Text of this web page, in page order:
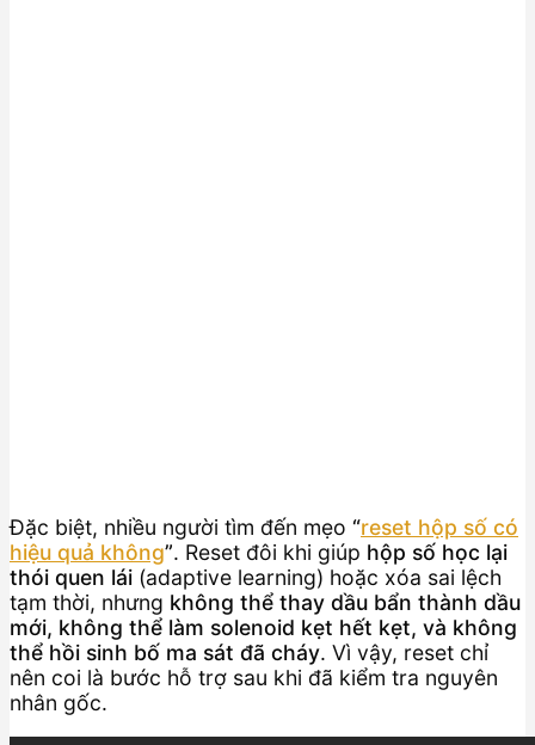
Đặc biệt, nhiều người tìm đến mẹo “reset hộp số có
hiệu quả không”. Reset đôi khi giúp hộp số học lại
thói quen lái (adaptive learning) hoặc xóa sai lệch
tạm thời, nhưng không thể thay dầu bẩn thành dầu
mới, không thể làm solenoid kẹt hết kẹt, và không
thể hồi sinh bố ma sát đã cháy. Vì vậy, reset chỉ
nên coi là bước hỗ trợ sau khi đã kiểm tra nguyên
nhân gốc.